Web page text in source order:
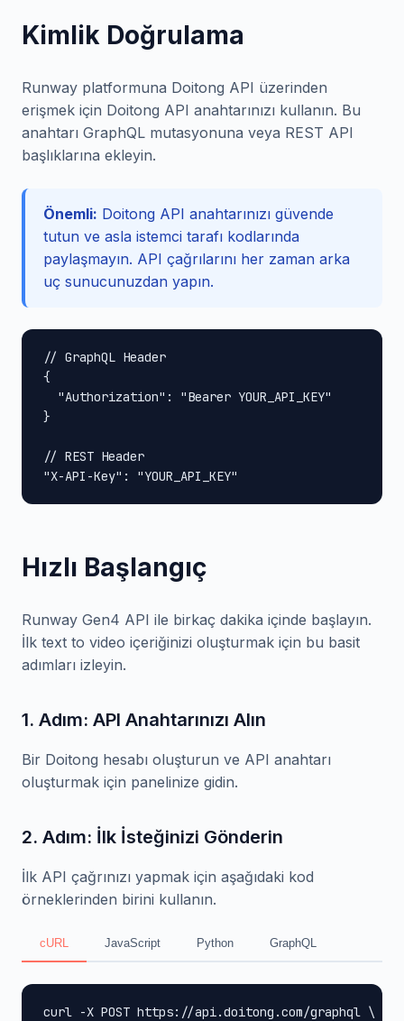
Kimlik Doğrulama
Runway platformuna Doitong API üzerinden
erişmek için Doitong API anahtarınızı kullanın. Bu
anahtarı GraphQL mutasyonuna veya REST API
başlıklarına ekleyin.
Önemli: Doitong API anahtarınızı güvende
tutun ve asla istemci tarafı kodlarında
paylaşmayın. API çağrılarını her zaman arka
uç sunucunuzdan yapın.
// GraphQL Header
{
  "Authorization": "Bearer YOUR_API_KEY"
}
// REST Header
"X-API-Key": "YOUR_API_KEY"
Hızlı Başlangıç
Runway Gen4 API ile birkaç dakika içinde başlayın.
İlk text to video içeriğinizi oluşturmak için bu basit
adımları izleyin.
1. Adım: API Anahtarınızı Alın
Bir Doitong hesabı oluşturun ve API anahtarı
oluşturmak için panelinize gidin.
2. Adım: İlk İsteğinizi Gönderin
İlk API çağrınızı yapmak için aşağıdaki kod
örneklerinden birini kullanın.
cURL JavaScript Python GraphQL
curl -X POST https://api.doitong.com/graphql \